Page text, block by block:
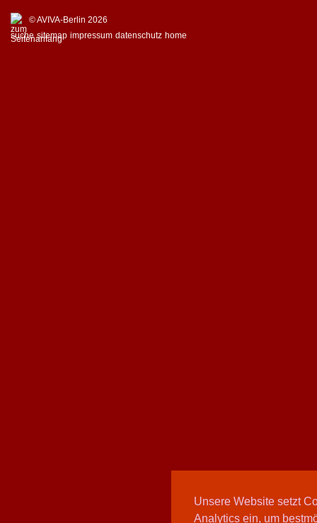
Unsere Website setzt
Analytics ein, um
© AVIVA-Berlin 2026
suche sitemap impressum datenschutz home